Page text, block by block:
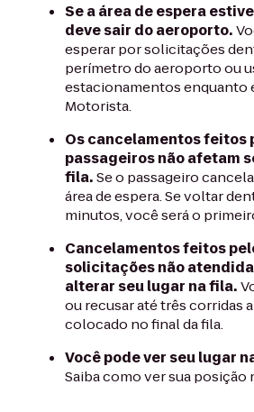
Se a área de espera
deve sair do aeroporto.
esperar por solicitações
perímetro do aeroporto ou
estacionamentos enquanto
Motorista.
Os cancelamentos feitos
passageiros não afetam
fila.Se o passageiro
área de espera. Se voltar
minutos, você será o
Cancelamentos feitos
solicitações não
alterar seu lugar na fila.
ou recusar até três corridas
colocado no final da fila.
Você pode ver seu lugar
Saiba como ver sua posição